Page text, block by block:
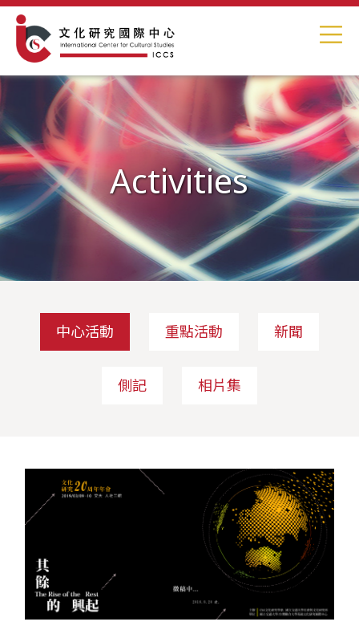
Activities
中心活動 重點活動 新聞
側記 相片集